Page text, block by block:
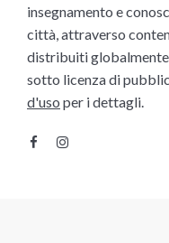
insegnamento e
città, attraverso
distribuiti
sotto licenza di
d'uso per i dettagli.